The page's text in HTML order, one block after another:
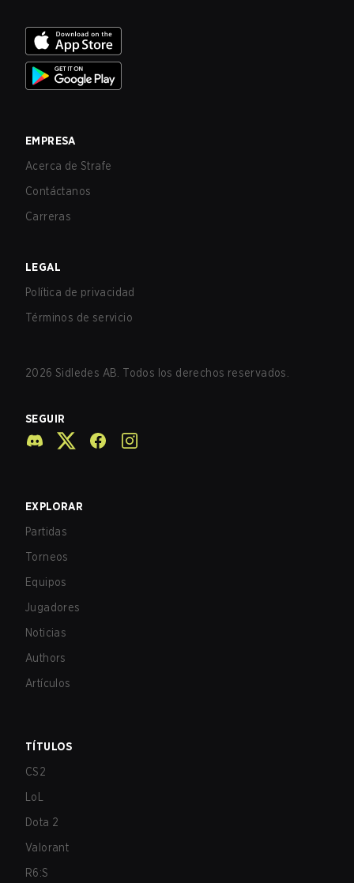
EMPRESA
Acerca de Strafe
Contáctanos
Carreras
LEGAL
Política de privacidad
Términos de servicio
2026 Sidledes AB. Todos los derechos reservados.
SEGUIR
EXPLORAR
Partidas
Torneos
Equipos
Jugadores
Noticias
Authors
Artículos
TÍTULOS
CS2
LoL
Dota 2
Valorant
R6:S